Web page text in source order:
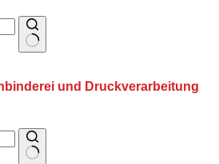
und Druckverarbeitung